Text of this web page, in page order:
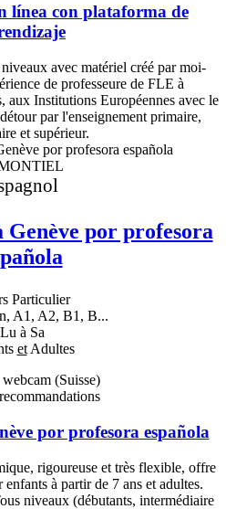
línea con plataforma de
avec matériel créé par moi-
de professeure de FLE à
aux Institutions Européennes avec le
par l'enseignement primaire,
et supérieur.
Genève por profesora
Particulier
A1, A2, B1, B...
Lu à Sa
etAdultes
webcam (Suisse)
por profesora española
rigoureuse et très flexible, offre
à partir de 7 ans et adultes.
niveaux (débutants, intermédiaire